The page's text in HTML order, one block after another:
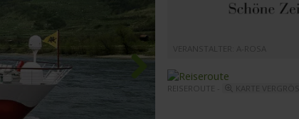
REISEROUTE -